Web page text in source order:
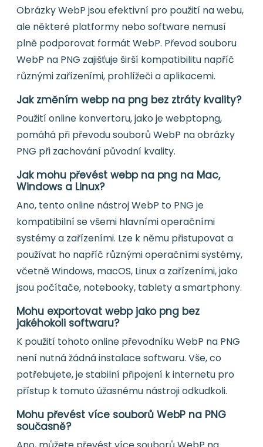
Obrázky WebP jsou efektivní pro použití na webu,
ale některé platformy nebo software nemusí
plně podporovat formát WebP. Převod souboru
WebP na PNG zajišťuje širší kompatibilitu napříč
různými zařízeními, prohlížeči a aplikacemi.
Jak změním webp na png bez ztráty kvality?
Použití online konvertoru, jako je webptopng,
pomáhá při převodu souborů WebP na obrázky
PNG při zachování původní kvality.
Jak mohu převést webp na png na Mac,
Windows a Linux?
Ano, tento online nástroj WebP to PNG je
kompatibilní se všemi hlavními operačními
systémy a zařízeními. Lze k němu přistupovat a
používat ho napříč různými operačními systémy,
včetně Windows, macOS, Linux a zařízeními, jako
jsou počítače, notebooky, tablety a smartphony.
Mohu exportovat webp jako png bez
jakéhokoli softwaru?
K použití tohoto online převodníku WebP na PNG
není nutná žádná instalace softwaru. Vše, co
potřebujete, je stabilní připojení k internetu pro
přístup k tomuto úžasnému nástroji odkudkoli.
Mohu převést více souborů WebP na PNG
současně?